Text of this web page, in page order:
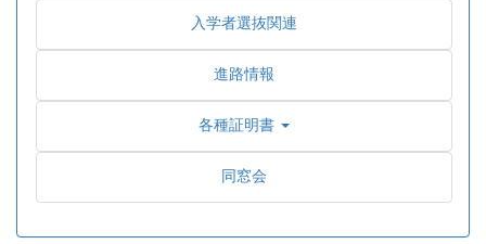
入学者選抜関連
進路情報
各種証明書
同窓会